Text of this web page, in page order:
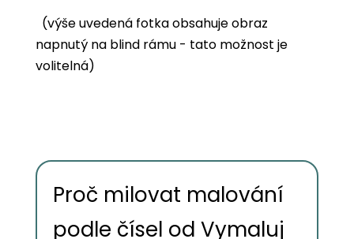
(výše uvedená fotka obsahuje obraz
napnutý na blind rámu - tato možnost je
volitelná)
Proč milovat malování
podle čísel od Vymaluj